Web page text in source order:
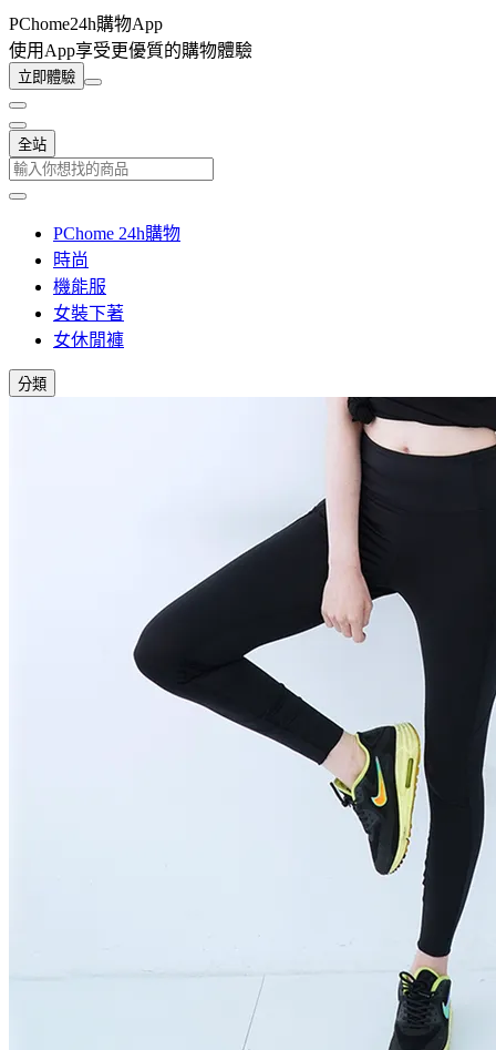
PChome24h購物App
使用App享受更優質的購物體驗
立即體驗
全站
PChome 24h購物
時尚
機能服
女裝下著
女休閒褲
分類